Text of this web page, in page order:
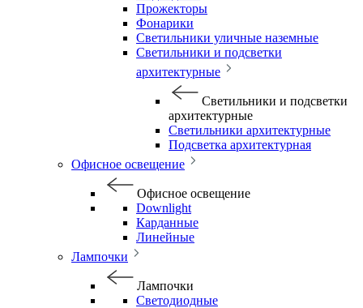
Прожекторы
Фонарики
Светильники уличные наземные
Светильники и подсветки
архитектурные
Светильники и подсветки
архитектурные
Светильники архитектурные
Подсветка архитектурная
Офисное освещение
Офисное освещение
Downlight
Карданные
Линейные
Лампочки
Лампочки
Светодиодные